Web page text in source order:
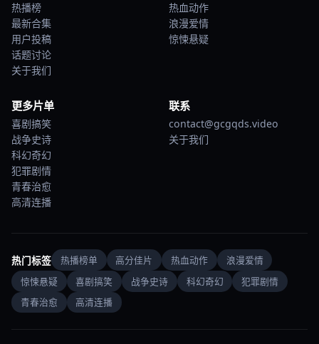
热播榜
最新合集
用户投稿
话题讨论
关于我们
热血动作
浪漫爱情
惊悚悬疑
更多片单
喜剧搞笑
战争史诗
科幻奇幻
犯罪剧情
青春治愈
高清连播
联系
contact@gcgqds.video
关于我们
热门标签 热播榜单 高分佳片 热血动作
浪漫爱情
惊悚悬疑
喜剧搞笑 战争史诗 科幻奇幻
犯罪剧情
青春治愈
高清连播